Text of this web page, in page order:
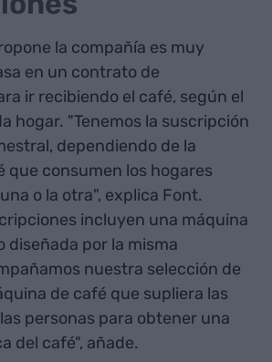
la compañía es muy
en un contrato de
ir recibiendo el café, según el
hogar. "Tenemos la suscripción
dependiendo de la
que consumen los hogares
o la otra", explica Font.
incluyen una máquina
diseñada por la misma
nuestra selección de
de café que supliera las
personas para obtener una
del café", añade.